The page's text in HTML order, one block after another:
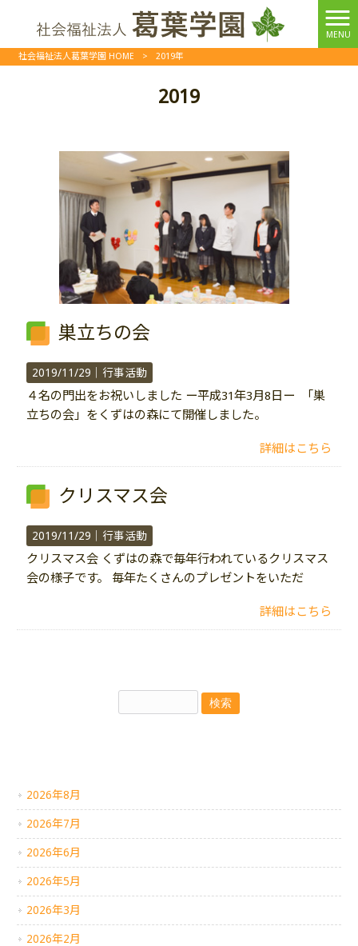
MENU
社会福祉法人葛葉学園 HOME > 2019年
2019
巣立ちの会
2019/11/29｜ 行事活動
４名の門出をお祝いしました ー平成31年3月8日ー 「巣
立ちの会」をくずはの森にて開催しました。
詳細はこちら
クリスマス会
2019/11/29｜ 行事活動
クリスマス会 くずはの森で毎年行われているクリスマス
会の様子です。 毎年たくさんのプレゼントをいただ
詳細はこちら
2026年8月
2026年7月
2026年6月
2026年5月
2026年3月
2026年2月